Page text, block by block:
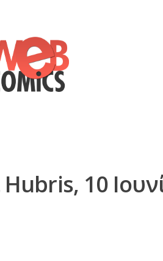
10